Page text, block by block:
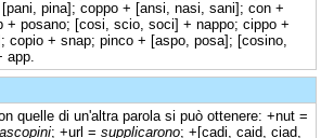
pina]; coppo + [ansi, nasi, sani]; con +
+ posano; [cosi, scio, soci] + nappo; cippo +
copio + snap; pinco + [aspo, posa]; [cosino,
app.
quelle di un'altra parola si può ottenere: +nut =
; +url = supplicarono; +[cadi, caid, ciad,